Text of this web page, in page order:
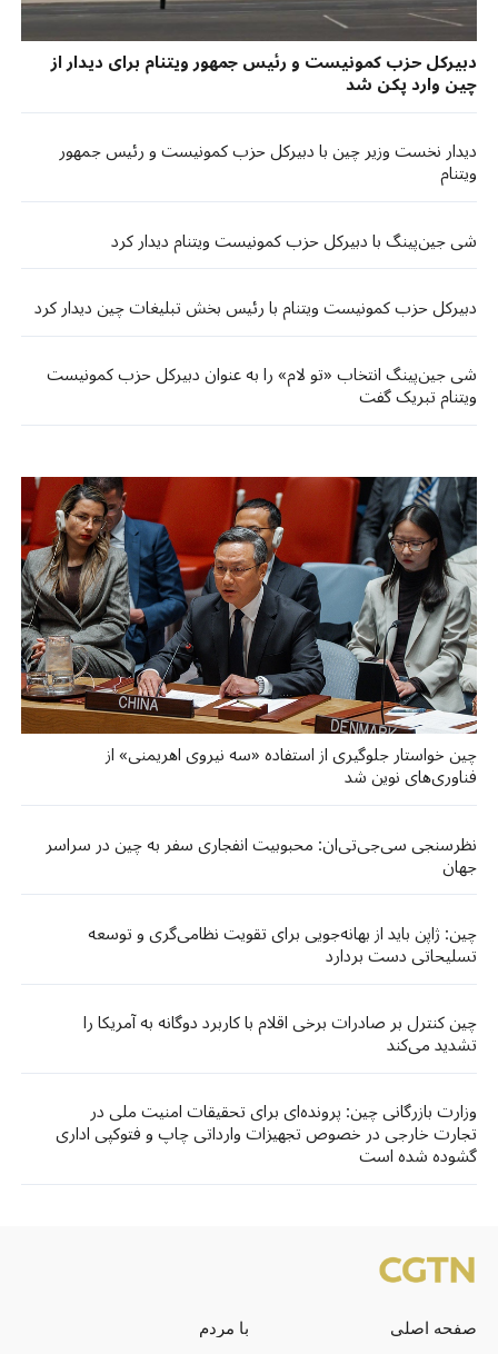
دبیرکل حزب کمونیست و رئیس جمهور ویتنام برای دیدار از
چین وارد پکن شد
دیدار نخست وزیر چین با دبیرکل حزب کمونیست و رئیس جمهور
ویتنام
شی جین‌پینگ با دبیرکل حزب کمونیست ویتنام دیدار کرد
دبیرکل حزب کمونیست ویتنام با رئیس بخش تبلیغات چین دیدار کرد​​
شی جین‌پینگ انتخاب «تو لام» را به عنوان دبیرکل حزب کمونیست
ویتنام تبریک گفت
چین خواستار جلوگیری از استفاده «سه نیروی اهریمنی» از
فناوری‌های نوین شد
نظرسنجی سی‌جی‌تی‌ان: محبوبیت انفجاری سفر به چین در سراسر
جهان
چین: ژاپن باید از بهانه‌جویی برای تقویت نظامی‌گری و توسعه
تسلیحاتی دست بردارد
چین کنترل بر صادرات برخی اقلام با کاربرد دوگانه به آمریکا را
تشدید می‌کند
وزارت بازرگانی چین: پرونده‌ای برای تحقیقات امنیت ملی در
تجارت خارجی در خصوص تجهیزات وارداتی چاپ و فتوکپی اداری
گشوده شده است
صفحه اصلی
با مردم